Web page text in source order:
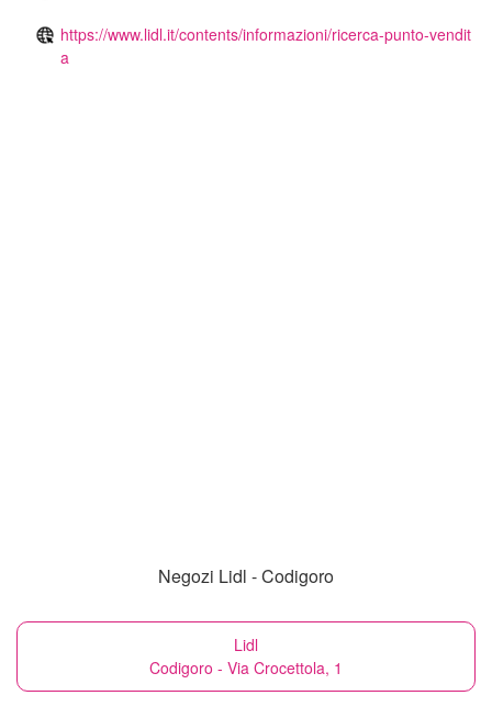
https://www.lidl.it/contents/informazioni/ricerca-punto-vendit
a
Negozi Lidl - Codigoro
Lidl
Codigoro - Via Crocettola, 1